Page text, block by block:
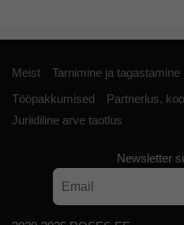
Meist Tarnimine ja tagastamine
Tööpakkumised
Partnerlus,
Juriidiline arve taotlus
Newsletter